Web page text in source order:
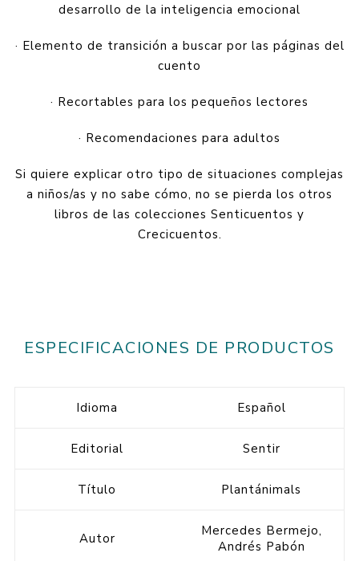
desarrollo de la inteligencia emocional
· Elemento de transición a buscar por las páginas del
cuento
· Recortables para los pequeños lectores
· Recomendaciones para adultos
Si quiere explicar otro tipo de situaciones complejas
a niños/as y no sabe cómo, no se pierda los otros
libros de las colecciones Senticuentos y
Crecicuentos.
ESPECIFICACIONES DE PRODUCTOS
Idioma Español
Editorial Sentir
Título Plantánimals
Autor
Mercedes Bermejo,
Andrés Pabón